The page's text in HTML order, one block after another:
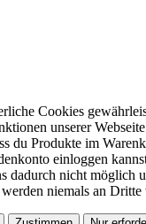
Cookies
unserer
du Produkte im
einloggen
dadurch nicht möglich
niemals an Dritte